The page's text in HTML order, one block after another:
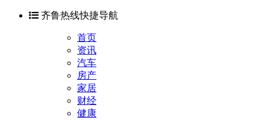
齐鲁热线快捷导航
首页
资讯
汽车
房产
家居
财经
健康